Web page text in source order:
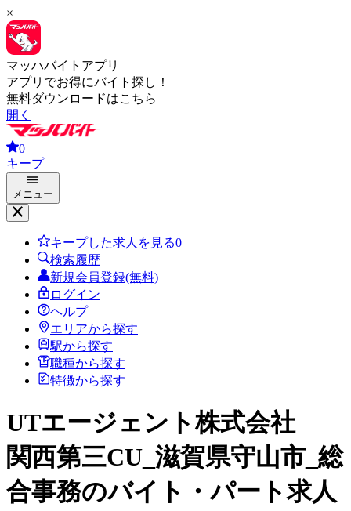
×
マッハバイトアプリ
アプリでお得にバイト探し！
無料ダウンロードはこちら
開く
0
キープ
メニュー
キープした求人を見る0
検索履歴
新規会員登録(無料)
ログイン
ヘルプ
エリアから探す
駅から探す
職種から探す
特徴から探す
UTエージェント株式会社
関西第三CU_滋賀県守山市_総
合事務のバイト・パート求人